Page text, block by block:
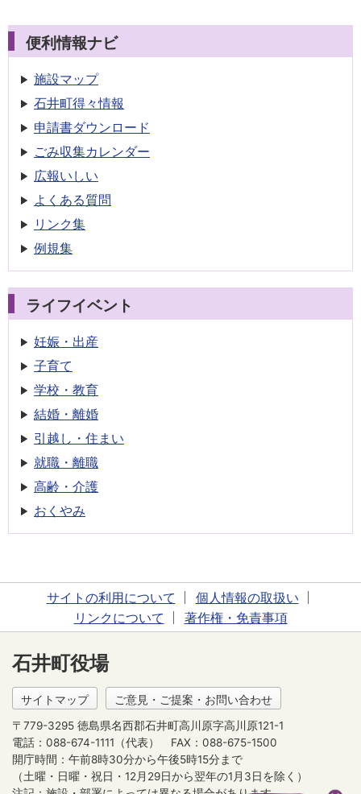
便利情報ナビ
施設マップ
石井町得々情報
申請書ダウンロード
ごみ収集カレンダー
広報いしい
よくある質問
リンク集
例規集
ライフイベント
妊娠・出産
子育て
学校・教育
結婚・離婚
引越し・住まい
就職・離職
高齢・介護
おくやみ
サイトの利用について
個人情報の取扱い
リンクについて
著作権・免責事項
石井町役場
サイトマップ ご意見・ご提案・お問い合わせ
〒779-3295 徳島県名西郡石井町高川原字高川原121-1
電話：088-674-1111（代表）
FAX：088-675-1500
開庁時間：午前8時30分から午後5時15分まで
（土曜・日曜・祝日・12月29日から翌年の1月3日を除く）